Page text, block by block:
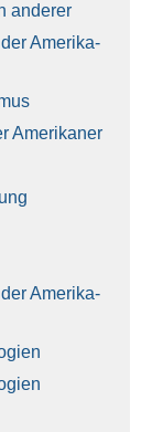
ande­rer
Ame­ri­ka­
Ame­ri­ka­ner
Ame­ri­ka­